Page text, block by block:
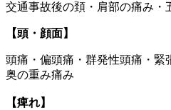
交通事故後の頚・肩部の痛み・
【頭・顔面】
頭痛・偏頭痛・群発性頭痛・緊
奥の重み痛み
【痺れ】